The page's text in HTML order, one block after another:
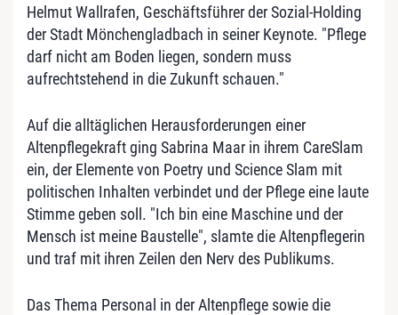
Helmut Wallrafen, Geschäftsführer der Sozial-Holding
der Stadt Mönchengladbach in seiner Keynote. "Pflege
darf nicht am Boden liegen, sondern muss
aufrechtstehend in die Zukunft schauen."
Auf die alltäglichen Herausforderungen einer
Altenpflegekraft ging Sabrina Maar in ihrem CareSlam
ein, der Elemente von Poetry und Science Slam mit
politischen Inhalten verbindet und der Pflege eine laute
Stimme geben soll. "Ich bin eine Maschine und der
Mensch ist meine Baustelle", slamte die Altenpflegerin
und traf mit ihren Zeilen den Nerv des Publikums.
Das Thema Personal in der Altenpflege sowie die